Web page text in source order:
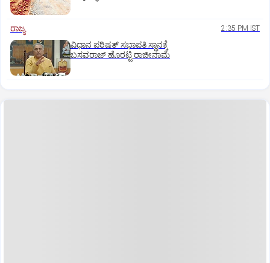
ರಾಜ್ಯ 2:35 PM IST
ವಿಧಾನ ಪರಿಷತ್ ಸಭಾಪತಿ ಸ್ಥಾನಕ್ಕೆ
ಬಸವರಾಜ್ ಹೊರಟ್ಟಿ ರಾಜೀನಾಮೆ